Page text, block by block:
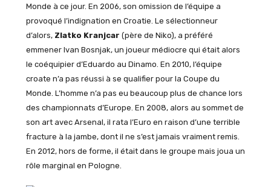
Monde à ce jour. En 2006, son omission de l’équipe a
provoqué l’indignation en Croatie. Le sélectionneur
d’alors, Zlatko Kranjcar (père de Niko), a préféré
emmener Ivan Bosnjak, un joueur médiocre qui était alors
le coéquipier d’Eduardo au Dinamo. En 2010, l’équipe
croate n’a pas réussi à se qualifier pour la Coupe du
Monde. L’homme n’a pas eu beaucoup plus de chance lors
des championnats d’Europe. En 2008, alors au sommet de
son art avec Arsenal, il rata l’Euro en raison d’une terrible
fracture à la jambe, dont il ne s’est jamais vraiment remis.
En 2012, hors de forme, il était dans le groupe mais joua un
rôle marginal en Pologne.